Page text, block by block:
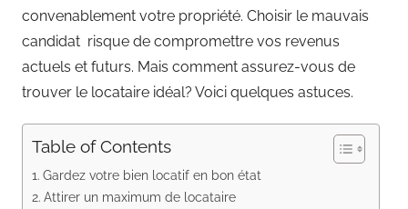
convenablement votre propriété. Choisir le mauvais
candidat risque de compromettre vos revenus
actuels et futurs. Mais comment assurez-vous de
trouver le locataire idéal? Voici quelques astuces.
Table of Contents
Gardez votre bien locatif en bon état
Attirer un maximum de locataire